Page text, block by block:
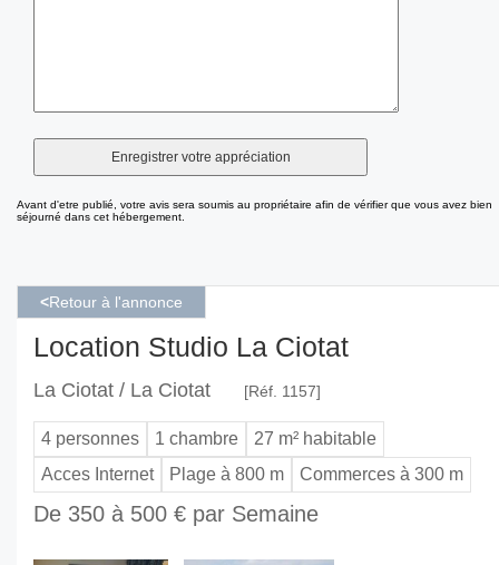
Avant d'etre publié, votre avis sera soumis au propriétaire afin de vérifier que vous avez bien
séjourné dans cet hébergement.
<Retour à l'annonce
Location Studio La Ciotat
La Ciotat / La Ciotat [Réf. 1157]
4 personnes 1 chambre
27 m² habitable
Acces Internet
Plage à 800 m Commerces à 300 m
De 350 à 500 € par Semaine